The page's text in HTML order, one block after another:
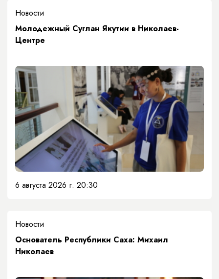
Новости
Молодежный Суглан Якутии в Николаев-
Центре
6 августа 2026 г. 20:30
Новости
Основатель Республики Саха: Михаил
Николаев